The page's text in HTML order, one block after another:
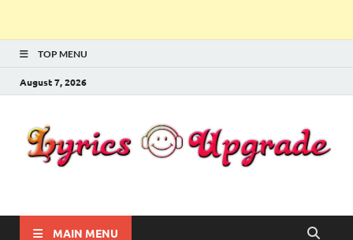
TOP MENU
August 7, 2026
Lyricsupgrade
MAIN MENU